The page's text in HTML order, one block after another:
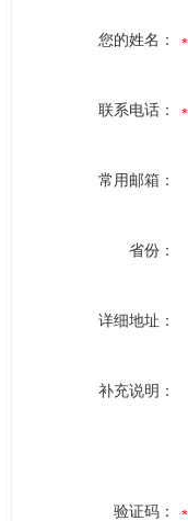
您的姓名：
联系电话：
常用邮箱：
省份：
详细地址：
补充说明：
验证码：